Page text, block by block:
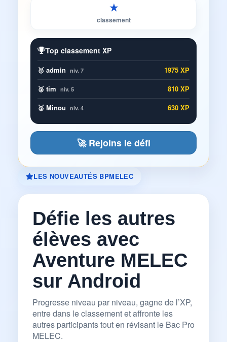
★
classement
Top classement XP
🥇 admin niv. 7
1975 XP
🥈 tim niv. 5
810 XP
🥉 Minou niv. 4 630 XP
🚀 Rejoins le défi
LES NOUVEAUTÉS BPMELEC
Défie les autres
élèves avec
Aventure MELEC
sur Android
Progresse niveau par niveau, gagne de l’XP,
entre dans le classement et affronte les
autres participants tout en révisant le Bac Pro
MELEC.